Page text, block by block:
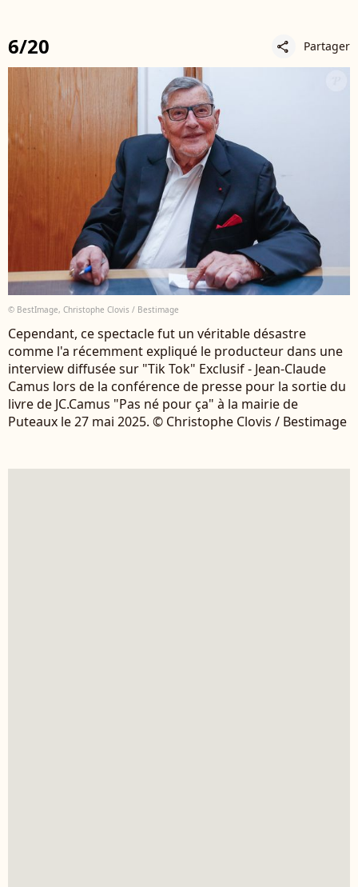
6/20 share Partager
© BestImage, Christophe Clovis / Bestimage
Cependant, ce spectacle fut un véritable désastre
comme l'a récemment expliqué le producteur dans une
interview diffusée sur "Tik Tok" Exclusif - Jean-Claude
Camus lors de la conférence de presse pour la sortie du
livre de JC.Camus "Pas né pour ça" à la mairie de
Puteaux le 27 mai 2025. © Christophe Clovis / Bestimage